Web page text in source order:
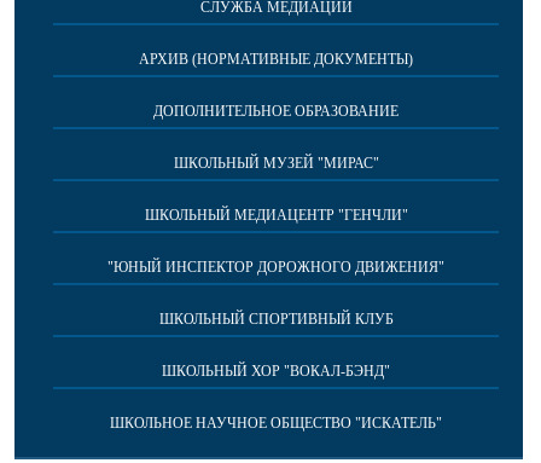
СЛУЖБА МЕДИАЦИИ
АРХИВ (НОРМАТИВНЫЕ ДОКУМЕНТЫ)
ДОПОЛНИТЕЛЬНОЕ ОБРАЗОВАНИЕ
ШКОЛЬНЫЙ МУЗЕЙ "МИРАС"
ШКОЛЬНЫЙ МЕДИАЦЕНТР "ГЕНЧЛИ"
"ЮНЫЙ ИНСПЕКТОР ДОРОЖНОГО ДВИЖЕНИЯ"
ШКОЛЬНЫЙ СПОРТИВНЫЙ КЛУБ
ШКОЛЬНЫЙ ХОР "ВОКАЛ-БЭНД"
ШКОЛЬНОЕ НАУЧНОЕ ОБЩЕСТВО "ИСКАТЕЛЬ"